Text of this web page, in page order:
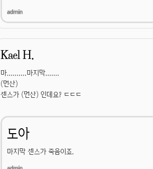
Kael H.
마..........마지막.......
(먼산)
센스가 (먼산) 인데요? ㄷㄷㄷ
도아
마지막 센스가 죽음이죠.